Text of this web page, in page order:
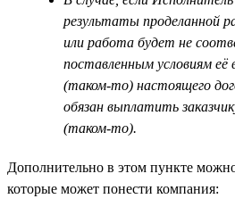
результаты проделанной
или работа будет не
поставленным условиям её
(таком-то) настоящего
обязан выплатить
(таком-то).
Дополнительно в этом пункте
которые может понести компания: